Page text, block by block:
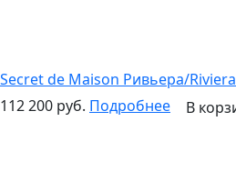
Secret de Maison Ривьера/
112 200 руб. Подробнее В